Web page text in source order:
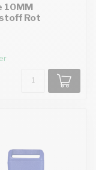
10MM
Rot